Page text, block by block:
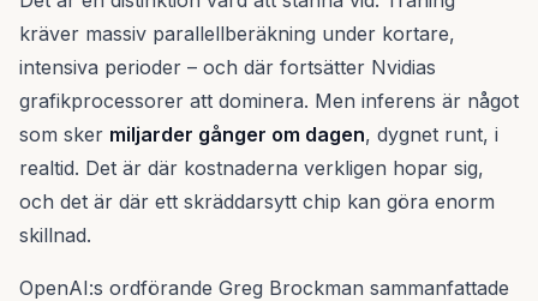
kräver massiv parallellberäkning under kortare,
intensiva perioder – och där fortsätter Nvidias
grafikprocessorer att dominera. Men inferens är något
som sker miljarder gånger om dagen, dygnet runt, i
realtid. Det är där kostnaderna verkligen hopar sig,
och det är där ett skräddarsytt chip kan göra enorm
skillnad.
OpenAI:s ordförande Greg Brockman sammanfattade